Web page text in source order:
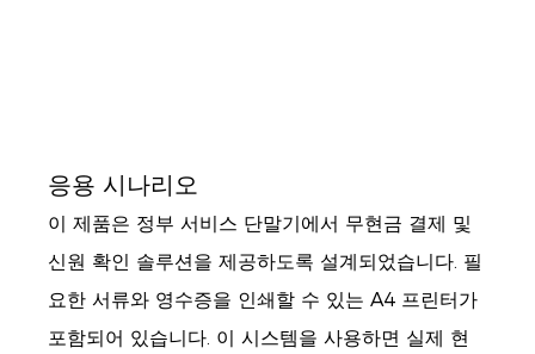
응용 시나리오
이 제품은 정부 서비스 단말기에서 무현금 결제 및
신원 확인 솔루션을 제공하도록 설계되었습니다. 필
요한 서류와 영수증을 인쇄할 수 있는 A4 프린터가
포함되어 있습니다. 이 시스템을 사용하면 실제 현